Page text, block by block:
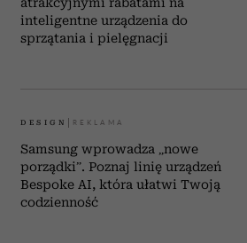
atrakcyjnymi rabatami na
inteligentne urządzenia do
sprzątania i pielęgnacji
DESIGN
Samsung wprowadza „nowe
porządki”. Poznaj linię urządzeń
Bespoke AI, która ułatwi Twoją
codzienność